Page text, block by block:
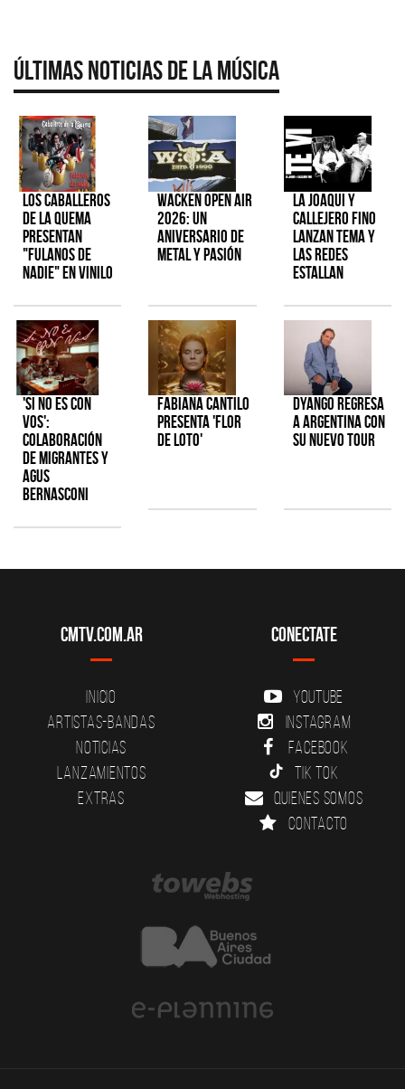
Últimas Noticias de la Música
Los Caballeros
de la Quema
presentan
"Fulanos de
Nadie" en vinilo
Wacken Open Air
2026: Un
aniversario de
metal y pasión
La Joaqui y
Callejero Fino
lanzan tema y
las redes
estallan
'Si No Es Con
Vos':
colaboración
de Migrantes y
Agus
Bernasconi
Fabiana Cantilo
presenta 'Flor
de Loto'
Dyango regresa
a Argentina con
su nuevo tour
CMTV.com.ar
Inicio
Artistas-Bandas
Noticias
Lanzamientos
Extras
Conectate
YouTube
Instagram
Facebook
Tik Tok
Quienes somos
Contacto